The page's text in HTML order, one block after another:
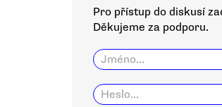
Pro přístup do diskusí
Děkujeme za podporu.